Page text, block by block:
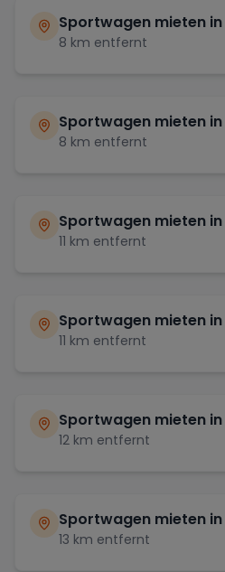
Sportwagen mieten in
8 km entfernt
Sportwagen mieten in
8 km entfernt
Sportwagen mieten in
11 km entfernt
Sportwagen mieten in
11 km entfernt
Sportwagen mieten in
12 km entfernt
Sportwagen mieten in
13 km entfernt